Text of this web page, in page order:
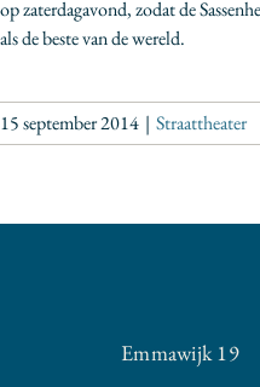
op zaterdagavond, zodat de
als de beste van de wereld.
15 september 2014 | Straattheater
Emmawijk 19